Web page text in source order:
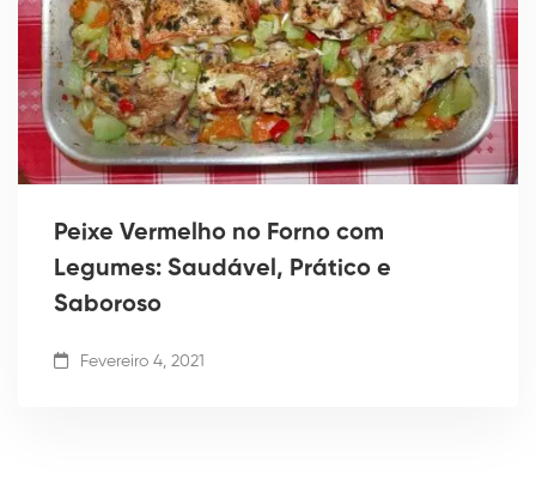
Peixe Vermelho no Forno com
Legumes: Saudável, Prático e
Saboroso
Fevereiro 4, 2021